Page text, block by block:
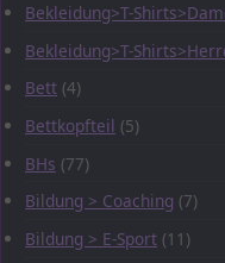
Bekleidung>T-
Bekleidung>T-
Bett (4)
Bettkopfteil (5)
BHs (77)
Bildung > Coaching (7)
Bildung > E-Sport (11)